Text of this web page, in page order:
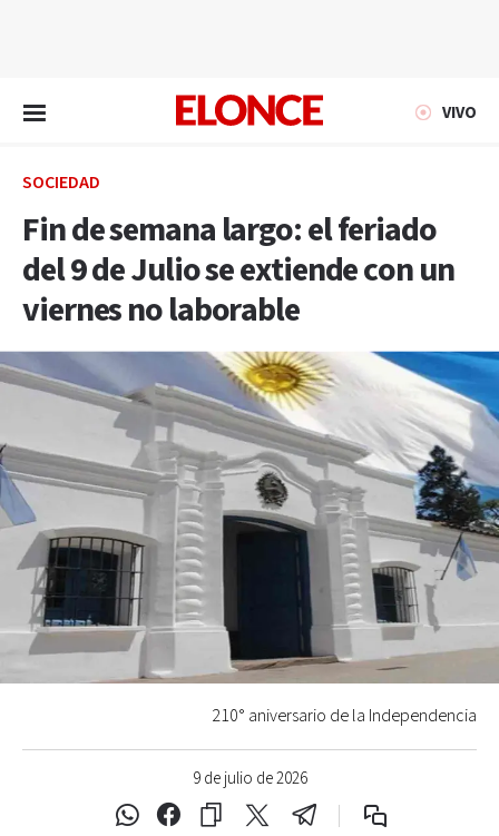
VIVO
SOCIEDAD
Fin de semana largo: el feriado
del 9 de Julio se extiende con un
viernes no laborable
9 de julio de 2026
210° aniversario de la Independencia